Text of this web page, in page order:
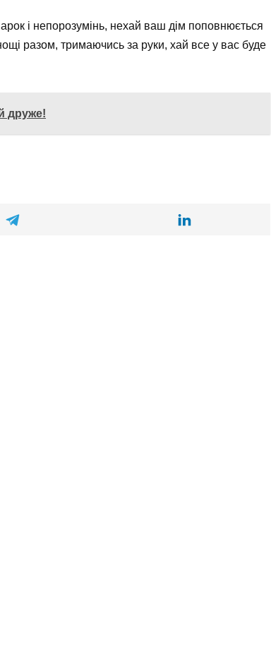
і непорозумінь, нехай ваш дім поповнюється
разом, тримаючись за руки, хай все у вас буде
друже!